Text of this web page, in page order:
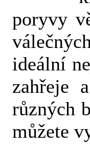
poryvy
ideální
zahřeje
různých
můžete